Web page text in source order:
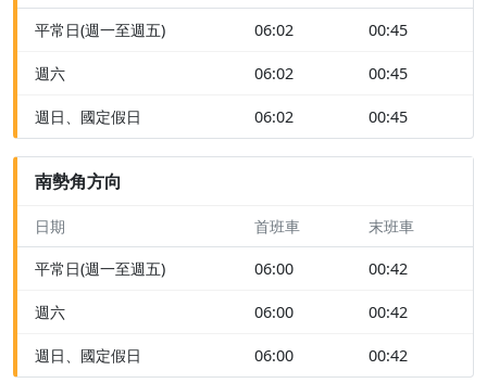
平常日(週一至週五) 06:02 00:45
週六 06:02 00:45
週日、國定假日 06:02 00:45
南勢角方向
日期 首班車 末班車
平常日(週一至週五) 06:00 00:42
週六 06:00 00:42
週日、國定假日 06:00 00:42